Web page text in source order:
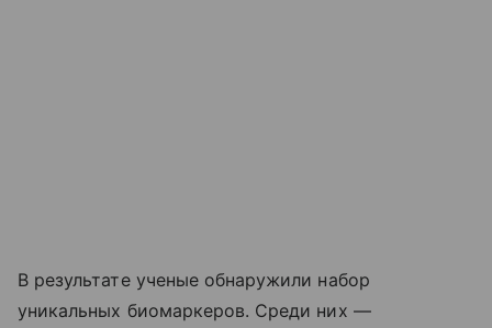
В результате ученые обнаружили набор
уникальных биомаркеров. Среди них —